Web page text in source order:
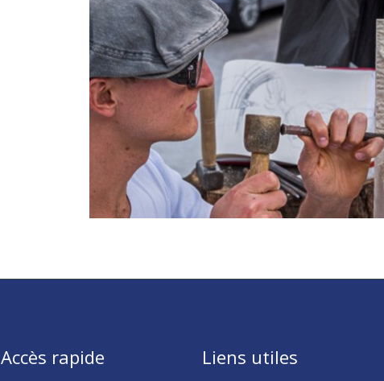
Accès rapide Liens utiles